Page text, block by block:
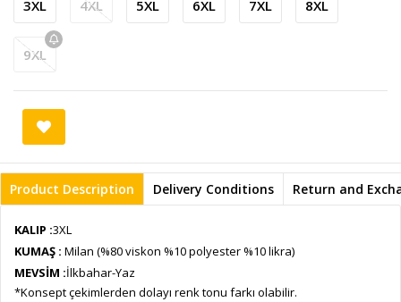
3XL 4XL 5XL 6XL 7XL 8XL
9XL
Product Description Delivery Conditions Return and
KALIP :3XL
KUMAŞ : Milan (%80 viskon %10 polyester %10 likra)
MEVSİM :İlkbahar-Yaz
*Konsept çekimlerden dolayı renk tonu farkı olabilir.